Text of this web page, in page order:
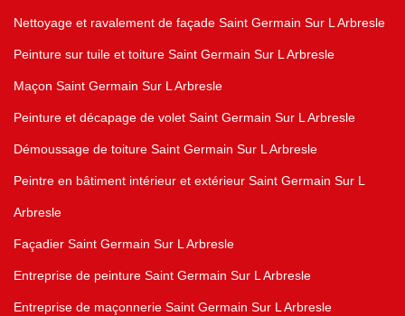
Nettoyage et ravalement de façade Saint Germain Sur L Arbresle
Peinture sur tuile et toiture Saint Germain Sur L Arbresle
Maçon Saint Germain Sur L Arbresle
Peinture et décapage de volet Saint Germain Sur L Arbresle
Démoussage de toiture Saint Germain Sur L Arbresle
Peintre en bâtiment intérieur et extérieur Saint Germain Sur L
Arbresle
Façadier Saint Germain Sur L Arbresle
Entreprise de peinture Saint Germain Sur L Arbresle
Entreprise de maçonnerie Saint Germain Sur L Arbresle